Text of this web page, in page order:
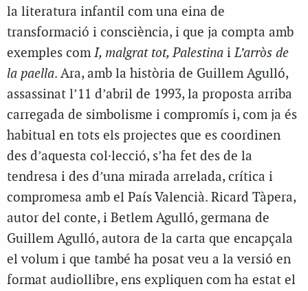
la literatura infantil com una eina de
transformació i consciència, i que ja compta amb
exemples com I, malgrat tot, Palestina iL’arròs de
la paella. Ara, amb la història de Guillem Agulló,
assassinat l’11 d’abril de 1993, la proposta arriba
carregada de simbolisme i compromís i, com ja és
habitual en tots els projectes que es coordinen
des d’aquesta col·lecció, s’ha fet des de la
tendresa i des d’una mirada arrelada, crítica i
compromesa amb el País Valencià. Ricard Tàpera,
autor del conte, i Betlem Agulló, germana de
Guillem Agulló, autora de la carta que encapçala
el volum i que també ha posat veu a la versió en
format audiollibre, ens expliquen com ha estat el